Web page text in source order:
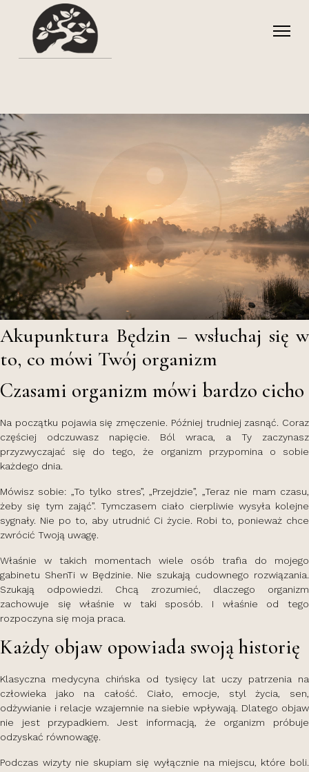
Akupunktura Będzin – wsłuchaj się w
to, co mówi Twój organizm
Czasami organizm mówi bardzo cicho
Na początku pojawia się zmęczenie. Później trudniej zasnąć. Coraz
częściej odczuwasz napięcie. Ból wraca, a Ty zaczynasz
przyzwyczajać się do tego, że organizm przypomina o sobie
każdego dnia.
Mówisz sobie: „To tylko stres”, „Przejdzie”, „Teraz nie mam czasu,
żeby się tym zająć”. Tymczasem ciało cierpliwie wysyła kolejne
sygnały. Nie po to, aby utrudnić Ci życie. Robi to, ponieważ chce
zwrócić Twoją uwagę.
Właśnie w takich momentach wiele osób trafia do mojego
gabinetu ShenTi w Będzinie. Nie szukają cudownego rozwiązania.
Szukają odpowiedzi. Chcą zrozumieć, dlaczego organizm
zachowuje się właśnie w taki sposób. I właśnie od tego
rozpoczyna się moja praca.
Każdy objaw opowiada swoją historię
Klasyczna medycyna chińska od tysięcy lat uczy patrzenia na
człowieka jako na całość. Ciało, emocje, styl życia, sen,
odżywianie i relacje wzajemnie na siebie wpływają. Dlatego objaw
nie jest przypadkiem. Jest informacją, że organizm próbuje
odzyskać równowagę.
Podczas wizyty nie skupiam się wyłącznie na miejscu, które boli.